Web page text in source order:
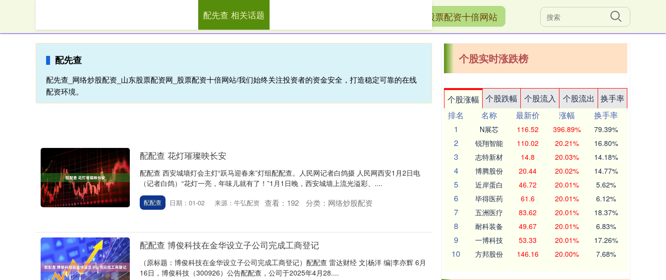
配先查 网络炒股配资 股票配资十倍网站
配先查
配先查_网络炒股配资_山东股票配资网_股票配资十倍网站/我们始终关注投资者的资金安全，打造稳定可靠的在线
配资环境。
配先查 相关话题
配配查 花灯璀璨映长安
配配查 西安城墙灯会主灯“跃马迎春来”灯组配配查。人民网记者白鸽摄 人民网西安1月2日电
（记者白鸽）“花灯一亮，年味儿就有了！”1月1日晚，西安城墙上流光溢彩、....
配配查 日期：01-02 来源：牛弘配资 查看： 192 分类： 网络炒股配资
配配查 博俊科技在金华设立子公司完成工商登记
（原标题：博俊科技在金华设立子公司完成工商登记）配配查 雷达财经 文|杨洋 编|李亦辉 6月
16日，博俊科技（300926）公告配配查，公司于2025年4月28....
个股实时涨跌榜
个股涨幅 个股跌幅 个股流入 个股流出
换手率
排名
名称 最新价 涨幅
换手率
1
N展芯 116.52 396.89% 79.39%
2 锐翔智能 110.02 20.21% 16.80%
3 志特新材 14.8 20.03% 14.18%
4 博腾股份 20.44 20.02% 14.77%
5 近岸蛋白 46.72 20.01% 5.62%
6 毕得医药 61.6 20.01% 6.12%
7 五洲医疗 83.62 20.01% 18.37%
8 耐科装备 49.67 20.01% 6.83%
9 一博科技 53.33 20.01% 17.26%
10 方邦股份 146.16 20.00% 7.68%